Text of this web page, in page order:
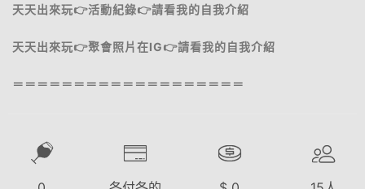
天天出來玩👉活動紀錄👉請看我的自我介紹
天天出來玩👉聚會照片在IG👉請看我的自我介紹
＝＝＝＝＝＝＝＝＝＝＝＝＝＝＝＝＝＝＝